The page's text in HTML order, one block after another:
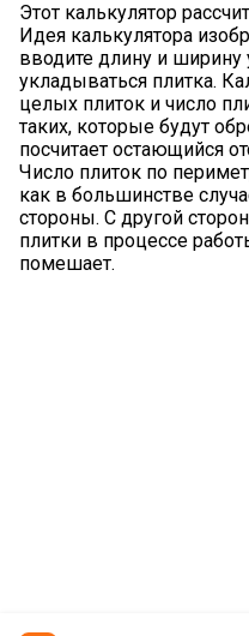
Этот калькулятор
Идея калькулятора
вводите длину и ширину
укладываться плитка.
целых плиток и число
таких, которые будут
посчитает остающийся
Число плиток по
как в большинстве
стороны. С другой
плитки в процессе
помешает.